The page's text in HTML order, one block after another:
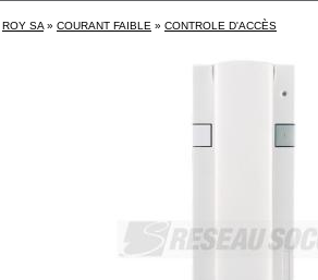
ROY SA » COURANT FAIBLE » CONTROLE D'ACCÈS